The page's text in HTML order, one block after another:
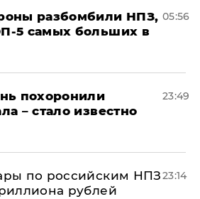
разбомбили НПЗ,
5 самых больших в
05:56
похоронили
– стало известно
23:49
по российским НПЗ
рублей
23:14